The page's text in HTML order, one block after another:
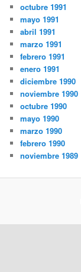
octubre 1991
mayo 1991
abril 1991
marzo 1991
febrero 1991
enero 1991
diciembre 1990
noviembre 1990
octubre 1990
mayo 1990
marzo 1990
febrero 1990
noviembre 1989